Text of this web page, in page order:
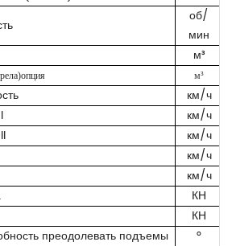
об/
мин
м³
м³
км/ч
км/ч
км/ч
км/ч
км/ч
КН
КН
преодолевать подъемы
°